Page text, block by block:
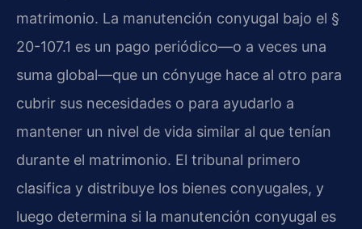
matrimonio. La manutención conyugal bajo el §
20-107.1 es un pago periódico—o a veces una
suma global—que un cónyuge hace al otro para
cubrir sus necesidades o para ayudarlo a
mantener un nivel de vida similar al que tenían
durante el matrimonio. El tribunal primero
clasifica y distribuye los bienes conyugales, y
luego determina si la manutención conyugal es